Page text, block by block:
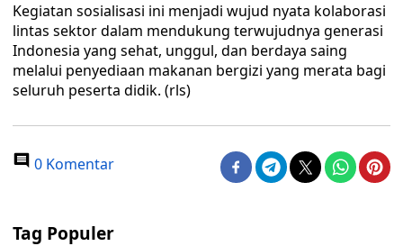
Kegiatan sosialisasi ini menjadi wujud nyata kolaborasi
lintas sektor dalam mendukung terwujudnya generasi
Indonesia yang sehat, unggul, dan berdaya saing
melalui penyediaan makanan bergizi yang merata bagi
seluruh peserta didik. (rls)
0 Komentar
Tag Populer